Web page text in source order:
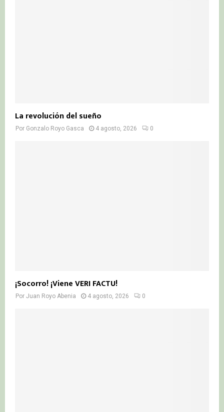
La revolución del sueño
Por Gonzalo Royo Gasca 4 agosto, 2026 0
¡Socorro! ¡Viene VERI FACTU!
Por Juan Royo Abenia 4 agosto, 2026 0